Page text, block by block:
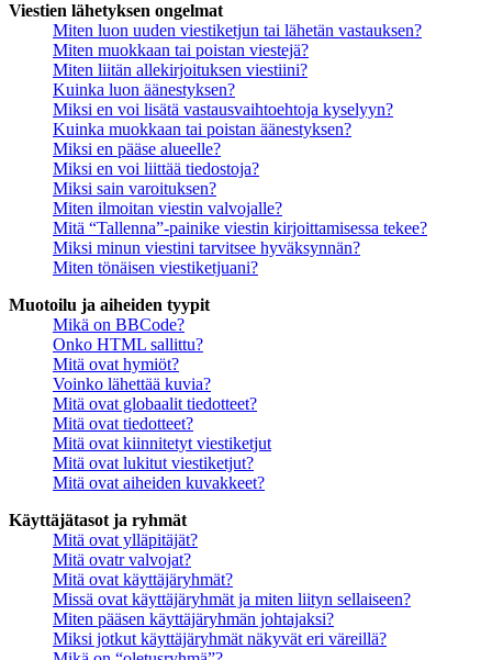
Viestien lähetyksen ongelmat
Miten luon uuden viestiketjun tai lähetän vastauksen?
Miten muokkaan tai poistan viestejä?
Miten liitän allekirjoituksen viestiini?
Kuinka luon äänestyksen?
Miksi en voi lisätä vastausvaihtoehtoja kyselyyn?
Kuinka muokkaan tai poistan äänestyksen?
Miksi en pääse alueelle?
Miksi en voi liittää tiedostoja?
Miksi sain varoituksen?
Miten ilmoitan viestin valvojalle?
Mitä “Tallenna”-painike viestin kirjoittamisessa tekee?
Miksi minun viestini tarvitsee hyväksynnän?
Miten tönäisen viestiketjuani?
Muotoilu ja aiheiden tyypit
Mikä on BBCode?
Onko HTML sallittu?
Mitä ovat hymiöt?
Voinko lähettää kuvia?
Mitä ovat globaalit tiedotteet?
Mitä ovat tiedotteet?
Mitä ovat kiinnitetyt viestiketjut
Mitä ovat lukitut viestiketjut?
Mitä ovat aiheiden kuvakkeet?
Käyttäjätasot ja ryhmät
Mitä ovat ylläpitäjät?
Mitä ovatr valvojat?
Mitä ovat käyttäjäryhmät?
Missä ovat käyttäjäryhmät ja miten liityn sellaiseen?
Miten pääsen käyttäjäryhmän johtajaksi?
Miksi jotkut käyttäjäryhmät näkyvät eri väreillä?